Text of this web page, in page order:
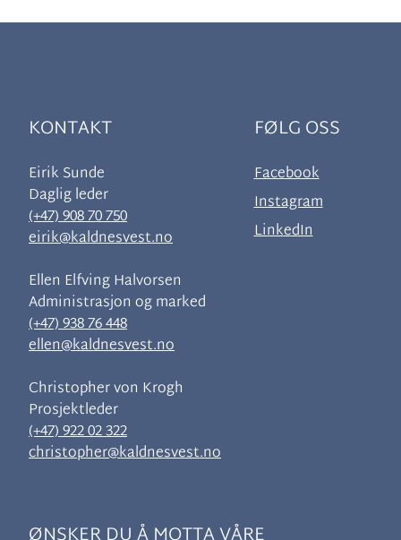
KONTAKT
Eirik Sunde
Daglig leder
(+47) 908 70 750
eirik@kaldnesvest.no
Ellen Elfving Halvorsen
Administrasjon og marked
(+47) 938 76 448
ellen@kaldnesvest.no
Christopher von Krogh
Prosjektleder
(+47) 922 02 322
christopher@kaldnesvest.no
FØLG OSS
Facebook
Instagram
LinkedIn
Leave